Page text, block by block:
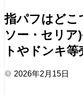
指パフはどこ
ソー・セリア
トやドンキ
2026年2月15日